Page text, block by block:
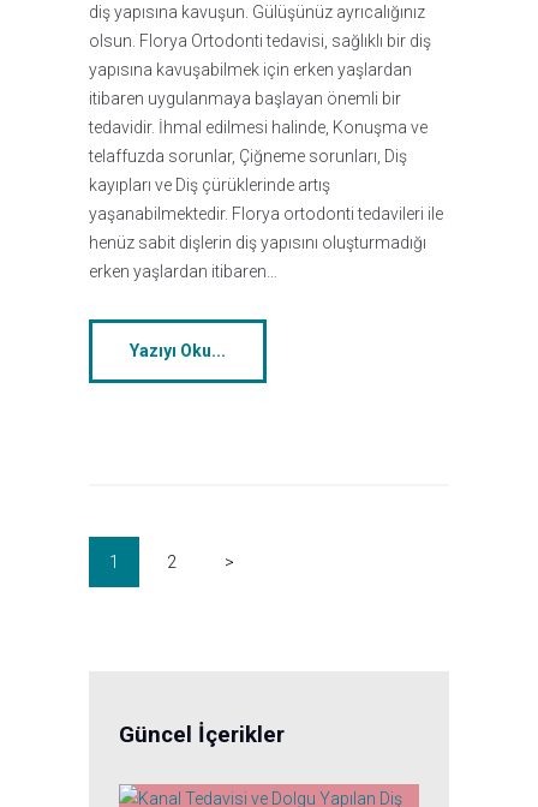
diş yapısına kavuşun. Gülüşünüz ayrıcalığınız
olsun. Florya Ortodonti tedavisi, sağlıklı bir diş
yapısına kavuşabilmek için erken yaşlardan
itibaren uygulanmaya başlayan önemli bir
tedavidir. İhmal edilmesi halinde, Konuşma ve
telaffuzda sorunlar, Çiğneme sorunları, Diş
kayıpları ve Diş çürüklerinde artış
yaşanabilmektedir. Florya ortodonti tedavileri ile
henüz sabit dişlerin diş yapısını oluşturmadığı
erken yaşlardan itibaren…
Yazıyı Oku...
pagination
PAGE
1 PAGE
2 >
Güncel İçerikler